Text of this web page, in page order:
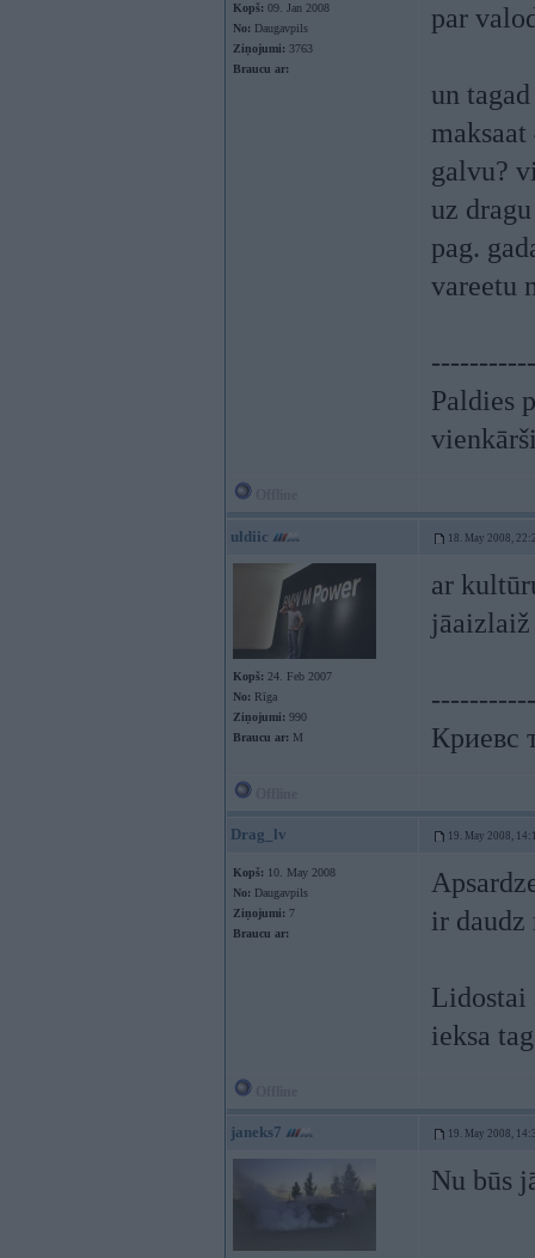
Kopš: 09. Jan 2008
No: Daugavpils
Ziņojumi: 3763
Braucu ar:
par
un
galvu?
uz
pag.
vareetu
Paldies
uldiic 18. May 2008,
Kopš: 24. Feb 2007
No: Rīga
Ziņojumi: 990
Braucu ar: M
ar
jāaizlaiž
Криевс
Drag_lv 19. May 2008,
Kopš: 10. May 2008
No: Daugavpils
Ziņojumi: 7
Braucu ar:
ir daudz
Lidostai
ieksa
janeks7 19. May 2008,
Nu būs